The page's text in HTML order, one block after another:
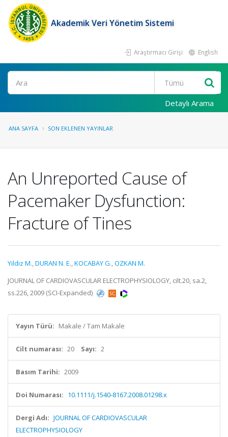
Akademik Veri Yönetim Sistemi
Araştırmacı Girişi English
Ara
Detaylı Arama
ANA SAYFA SON EKLENEN YAYINLAR
An Unreported Cause of
Pacemaker Dysfunction:
Fracture of Tines
Yildiz M.,DURAN N. E.,KOCABAY G.,OZKAN M.
JOURNAL OF CARDIOVASCULAR ELECTROPHYSIOLOGY, cilt.20, sa.2,
ss.226, 2009 (SCI-Expanded)
Yayın Türü: Makale / Tam Makale
Cilt numarası: 20 Sayı: 2
Basım Tarihi: 2009
Doi Numarası: 10.1111/j.1540-8167.2008.01298.x
Dergi Adı: JOURNAL OF CARDIOVASCULAR
ELECTROPHYSIOLOGY